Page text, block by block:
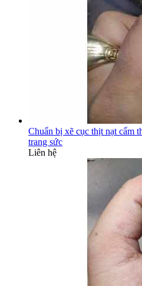
Chuẩn bị xẽ cục thịt nạt cẩm
trang sức
Liên hệ